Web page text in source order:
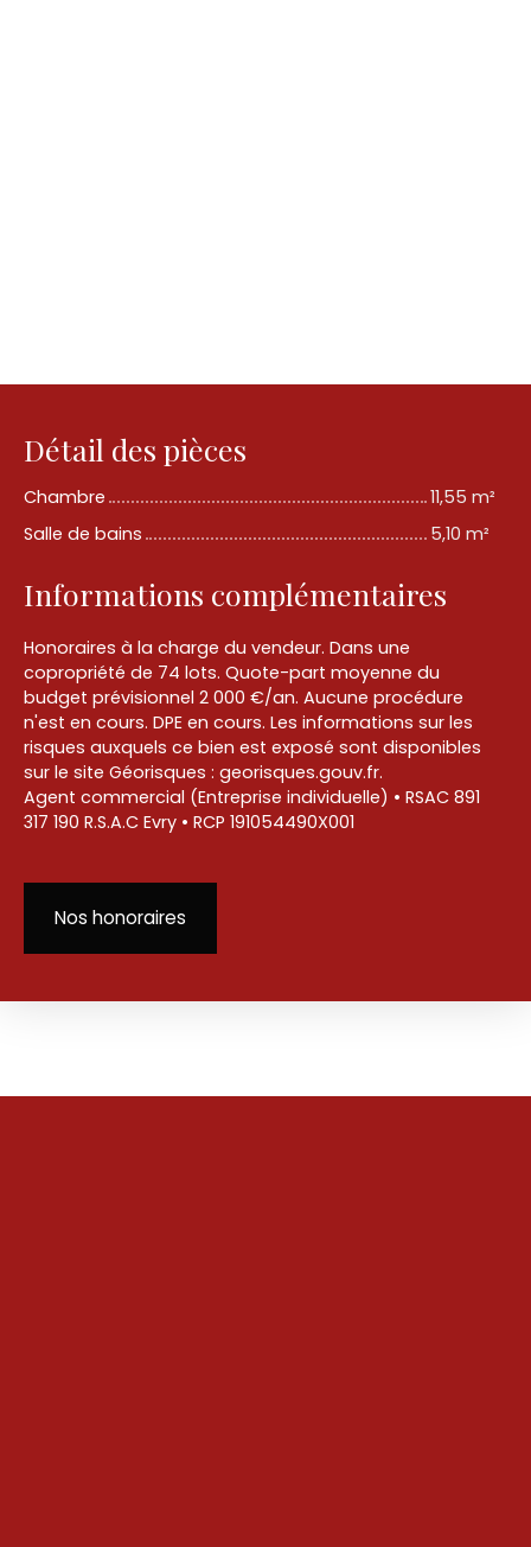
Détail des pièces
Chambre
11,55 m²
Salle de bains
5,10 m²
Informations complémentaires
Honoraires à la charge du vendeur. Dans une
copropriété de 74 lots. Quote-part moyenne du
budget prévisionnel 2 000 €/an. Aucune procédure
n'est en cours. DPE en cours. Les informations sur les
risques auxquels ce bien est exposé sont disponibles
sur le site Géorisques : georisques.gouv.fr.
Agent commercial (Entreprise individuelle) • RSAC 891
317 190 R.S.A.C Evry • RCP 191054490X001
Nos honoraires